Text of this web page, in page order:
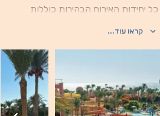
ספורט מים ומועדון ילדים. כל יחידות האירוח הבהירות כוללות
בר וארון בגדים. סוויטות הרויאל כוללות
גדול ואמבט ספא. אתר הנופש כולל ספא מלא עם סאונה
גם ליהנות משחיה באזור הבריכה
המעוצב, והאתר גם כולל טניס, ביליארד ומרכז צלילה. המסעדות
משובחות, פירות ים איכותיים
ופיצה. קוקטיילים מוגשים בברים המציעים שירות מלא. השוק הישן
קראו עוד...